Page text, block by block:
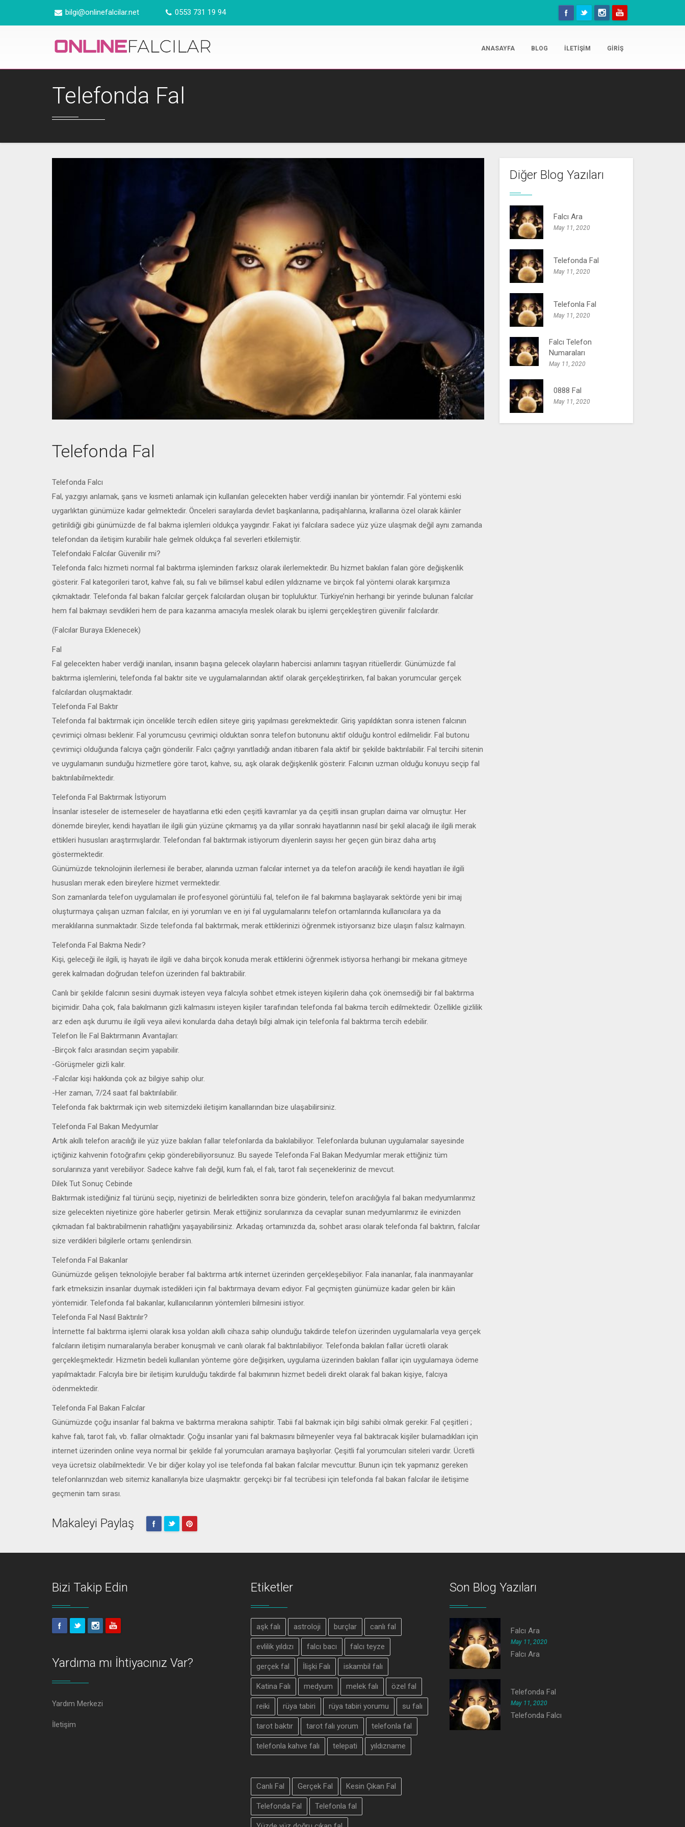
bilgi@onlinefalcilar.net 0553 731 19 94
ANASAYFA BLOG İLETIŞIM GIRIŞ
Telefonda Fal
Telefonda Fal
Telefonda Falcı
Fal, yazgıyı anlamak, şans ve kısmeti anlamak için kullanılan gelecekten haber verdiği inanılan bir yöntemdir. Fal yöntemi eski
uygarlıktan günümüze kadar gelmektedir. Önceleri saraylarda devlet başkanlarına, padişahlarına, krallarına özel olarak kâinler
getirildiği gibi günümüzde de fal bakma işlemleri oldukça yaygındır. Fakat iyi falcılara sadece yüz yüze ulaşmak değil aynı zamanda
telefondan da iletişim kurabilir hale gelmek oldukça fal severleri etkilemiştir.
Telefondaki Falcılar Güvenilir mi?
Telefonda falcı hizmeti normal fal baktırma işleminden farksız olarak ilerlemektedir. Bu hizmet bakılan falan göre değişkenlik
gösterir. Fal kategorileri tarot, kahve falı, su falı ve bilimsel kabul edilen yıldızname ve birçok fal yöntemi olarak karşımıza
çıkmaktadır. Telefonda fal bakan falcılar gerçek falcılardan oluşan bir topluluktur. Türkiye’nin herhangi bir yerinde bulunan falcılar
hem fal bakmayı sevdikleri hem de para kazanma amacıyla meslek olarak bu işlemi gerçekleştiren güvenilir falcılardır.
(Falcılar Buraya Eklenecek)
Fal
Fal gelecekten haber verdiği inanılan, insanın başına gelecek olayların habercisi anlamını taşıyan ritüellerdir. Günümüzde fal
baktırma işlemlerini, telefonda fal baktır site ve uygulamalarından aktif olarak gerçekleştirirken, fal bakan yorumcular gerçek
falcılardan oluşmaktadır.
Telefonda Fal Baktır
Telefonda fal baktırmak için öncelikle tercih edilen siteye giriş yapılması gerekmektedir. Giriş yapıldıktan sonra istenen falcının
çevrimiçi olması beklenir. Fal yorumcusu çevrimiçi olduktan sonra telefon butonunu aktif olduğu kontrol edilmelidir. Fal butonu
çevrimiçi olduğunda falcıya çağrı gönderilir. Falcı çağrıyı yanıtladığı andan itibaren fala aktif bir şekilde baktırılabilir. Fal tercihi sitenin
ve uygulamanın sunduğu hizmetlere göre tarot, kahve, su, aşk olarak değişkenlik gösterir. Falcının uzman olduğu konuyu seçip fal
baktırılabilmektedir.
Telefonda Fal Baktırmak İstiyorum
İnsanlar isteseler de istemeseler de hayatlarına etki eden çeşitli kavramlar ya da çeşitli insan grupları daima var olmuştur. Her
dönemde bireyler, kendi hayatları ile ilgili gün yüzüne çıkmamış ya da yıllar sonraki hayatlarının nasıl bir şekil alacağı ile ilgili merak
ettikleri hususları araştırmışlardır. Telefondan fal baktırmak istiyorum diyenlerin sayısı her geçen gün biraz daha artış
göstermektedir.
Günümüzde teknolojinin ilerlemesi ile beraber, alanında uzman falcılar internet ya da telefon aracılığı ile kendi hayatları ile ilgili
hususları merak eden bireylere hizmet vermektedir.
Son zamanlarda telefon uygulamaları ile profesyonel görüntülü fal, telefon ile fal bakımına başlayarak sektörde yeni bir imaj
oluşturmaya çalışan uzman falcılar, en iyi yorumları ve en iyi fal uygulamalarını telefon ortamlarında kullanıcılara ya da
meraklılarına sunmaktadır. Sizde telefonda fal baktırmak, merak ettiklerinizi öğrenmek istiyorsanız bize ulaşın falsız kalmayın.
Telefonda Fal Bakma Nedir?
Kişi, geleceği ile ilgili, iş hayatı ile ilgili ve daha birçok konuda merak ettiklerini öğrenmek istiyorsa herhangi bir mekana gitmeye
gerek kalmadan doğrudan telefon üzerinden fal baktırabilir.
Canlı bir şekilde falcının sesini duymak isteyen veya falcıyla sohbet etmek isteyen kişilerin daha çok önemsediği bir fal baktırma
biçimidir. Daha çok, fala bakılmanın gizli kalmasını isteyen kişiler tarafından telefonda fal bakma tercih edilmektedir. Özellikle gizlilik
arz eden aşk durumu ile ilgili veya ailevi konularda daha detaylı bilgi almak için telefonla fal baktırma tercih edebilir.
Telefon İle Fal Baktırmanın Avantajları:
-Birçok falcı arasından seçim yapabilir.
-Görüşmeler gizli kalır.
-Falcılar kişi hakkında çok az bilgiye sahip olur.
-Her zaman, 7/24 saat fal baktırılabilir.
Telefonda fak baktırmak için web sitemizdeki iletişim kanallarından bize ulaşabilirsiniz.
Telefonda Fal Bakan Medyumlar
Artık akıllı telefon aracılığı ile yüz yüze bakılan fallar telefonlarda da bakılabiliyor. Telefonlarda bulunan uygulamalar sayesinde
içtiğiniz kahvenin fotoğrafını çekip gönderebiliyorsunuz. Bu sayede Telefonda Fal Bakan Medyumlar merak ettiğiniz tüm
sorularınıza yanıt verebiliyor. Sadece kahve falı değil, kum falı, el falı, tarot falı seçenekleriniz de mevcut.
Dilek Tut Sonuç Cebinde
Baktırmak istediğiniz fal türünü seçip, niyetinizi de belirledikten sonra bize gönderin, telefon aracılığıyla fal bakan medyumlarımız
size gelecekten niyetinize göre haberler getirsin. Merak ettiğiniz sorularınıza da cevaplar sunan medyumlarımız ile evinizden
çıkmadan fal baktırabilmenin rahatlığını yaşayabilirsiniz. Arkadaş ortamınızda da, sohbet arası olarak telefonda fal baktırın, falcılar
size verdikleri bilgilerle ortamı şenlendirsin.
Telefonda Fal Bakanlar
Günümüzde gelişen teknolojiyle beraber fal baktırma artık internet üzerinden gerçekleşebiliyor. Fala inananlar, fala inanmayanlar
fark etmeksizin insanlar duymak istedikleri için fal baktırmaya devam ediyor. Fal geçmişten günümüze kadar gelen bir kâin
yöntemidir. Telefonda fal bakanlar, kullanıcılarının yöntemleri bilmesini istiyor.
Telefonda Fal Nasıl Baktırılır?
İnternette fal baktırma işlemi olarak kısa yoldan akıllı cihaza sahip olunduğu takdirde telefon üzerinden uygulamalarla veya gerçek
falcıların iletişim numaralarıyla beraber konuşmalı ve canlı olarak fal baktırılabiliyor. Telefonda bakılan fallar ücretli olarak
gerçekleşmektedir. Hizmetin bedeli kullanılan yönteme göre değişirken, uygulama üzerinden bakılan fallar için uygulamaya ödeme
yapılmaktadır. Falcıyla bire bir iletişim kurulduğu takdirde fal bakımının hizmet bedeli direkt olarak fal bakan kişiye, falcıya
ödenmektedir.
Telefonda Fal Bakan Falcılar
Günümüzde çoğu insanlar fal bakma ve baktırma merakına sahiptir. Tabii fal bakmak için bilgi sahibi olmak gerekir. Fal çeşitleri ;
kahve falı, tarot falı, vb. fallar olmaktadır. Çoğu insanlar yani fal bakmasını bilmeyenler veya fal baktıracak kişiler bulamadıkları için
internet üzerinden online veya normal bir şekilde fal yorumcuları aramaya başlıyorlar. Çeşitli fal yorumcuları siteleri vardır. Ücretli
veya ücretsiz olabilmektedir. Ve bir diğer kolay yol ise telefonda fal bakan falcılar mevcuttur. Bunun için tek yapmanız gereken
telefonlarınızdan web sitemiz kanallarıyla bize ulaşmaktır. gerçekçi bir fal tecrübesi için telefonda fal bakan falcılar ile iletişime
geçmenin tam sırası.
Makaleyi Paylaş
Diğer Blog Yazıları
Falcı Ara
May 11, 2020
Telefonda Fal
May 11, 2020
Telefonla Fal
May 11, 2020
Falcı Telefon
Numaraları
May 11, 2020
0888 Fal
May 11, 2020
Bizi Takip Edin
Yardıma mı İhtiyacınız Var?
Yardım Merkezi
İletişim
Etiketler
aşk falı astroloji burçlar canlı fal
evlilik yıldızı falcı bacı falcı teyze
gerçek fal İlişki Falı iskambil falı
Katina Falı medyum melek falı özel fal
reiki rüya tabiri rüya tabiri yorumu su falı
tarot baktır tarot falı yorum telefonla fal
telefonla kahve falı telepati yıldızname
Canlı Fal Gerçek Fal Kesin Çıkan Fal
Telefonda Fal Telefonla fal
Son Blog Yazıları
Falcı Ara
May 11, 2020
Falcı Ara
Telefonda Fal
May 11, 2020
Telefonda Falcı